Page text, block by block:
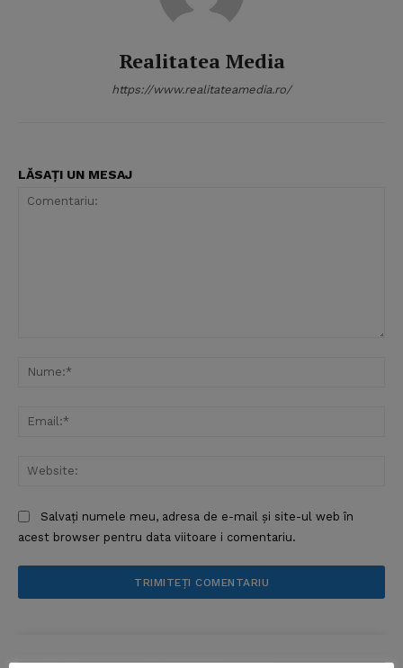
News Week
Realitatea Media
https://www.realitateamedia.ro/
LĂSAȚI UN MESAJ
Salvați numele meu, adresa de e-mail și site-ul web în
acest browser pentru data viitoare i comentariu.